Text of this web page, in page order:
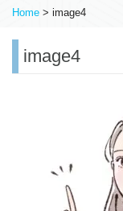
Home > image4
image4